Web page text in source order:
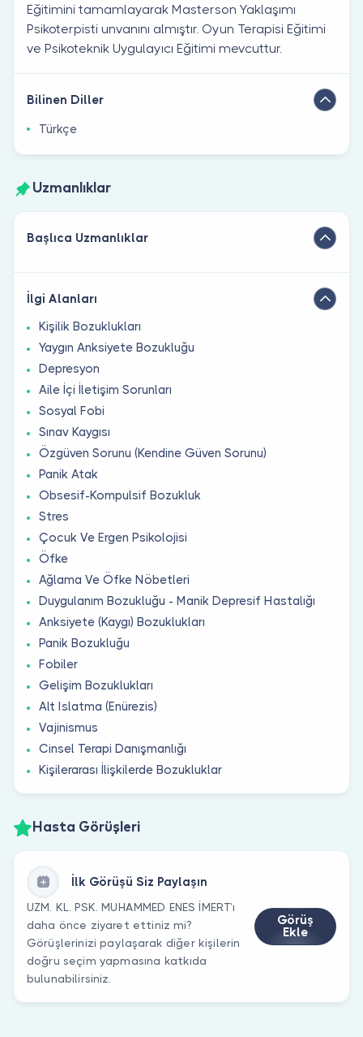
Eğitimini tamamlayarak Masterson Yaklaşımı
Psikoterpisti unvanını almıştır. Oyun Terapisi Eğitimi
ve Psikoteknik Uygulayıcı Eğitimi mevcuttur.
Bilinen Diller
Türkçe
Uzmanlıklar
Başlıca Uzmanlıklar
İlgi Alanları
Kişilik Bozuklukları
Yaygın Anksiyete Bozukluğu
Depresyon
Aile İçi İletişim Sorunları
Sosyal Fobi
Sınav Kaygısı
Özgüven Sorunu (Kendine Güven Sorunu)
Panik Atak
Obsesif-Kompulsif Bozukluk
Stres
Çocuk Ve Ergen Psikolojisi
Öfke
Ağlama Ve Öfke Nöbetleri
Duygulanım Bozukluğu - Manik Depresif Hastalığı
Anksiyete (Kaygı) Bozuklukları
Panik Bozukluğu
Fobiler
Gelişim Bozuklukları
Alt Islatma (Enürezis)
Vajinismus
Cinsel Terapi Danışmanlığı
Kişilerarası İlişkilerde Bozukluklar
Hasta Görüşleri
İlk Görüşü Siz Paylaşın
UZM. KL. PSK. MUHAMMED ENES İMERT’ı
daha önce ziyaret ettiniz mi?
Görüşlerinizi paylaşarak diğer kişilerin
doğru seçim yapmasına katkıda
bulunabilirsiniz.
Görüş
Ekle